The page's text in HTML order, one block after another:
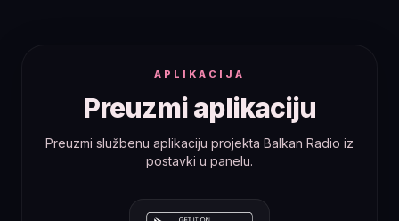
APLIKACIJA
Preuzmi aplikaciju
Preuzmi službenu aplikaciju projekta Balkan Radio iz
postavki u panelu.